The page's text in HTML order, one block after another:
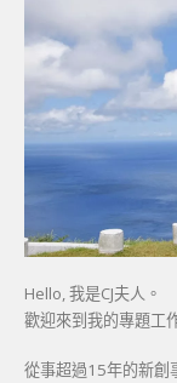
Hello, 我是CJ夫人。
歡迎來到我的專題工
從事超過15年的新創